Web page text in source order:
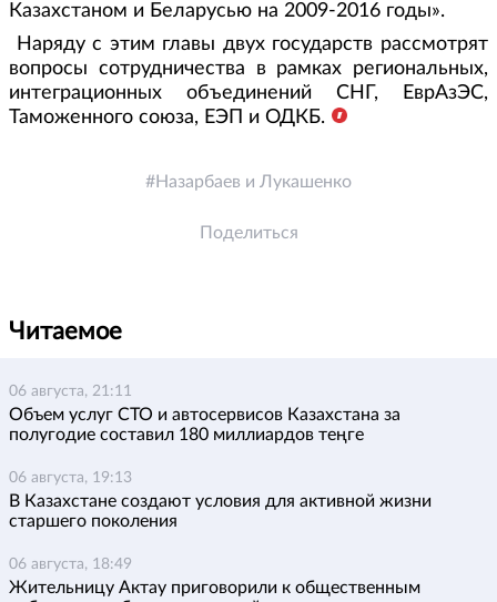
Казахстаном и Беларусью на 2009-2016 годы».
Наряду с этим главы двух государств рассмотрят
вопросы сотрудничества в рамках региональных,
интеграционных объединений СНГ, ЕврАзЭС,
Таможенного союза, ЕЭП и ОДКБ.
Назарбаев и Лукашенко
Поделиться
Читаемое
06 августа, 21:11
Объем услуг СТО и автосервисов Казахстана за
полугодие составил 180 миллиардов теңге
06 августа, 19:13
В Казахстане создают условия для активной жизни
старшего поколения
06 августа, 18:49
Жительницу Актау приговорили к общественным